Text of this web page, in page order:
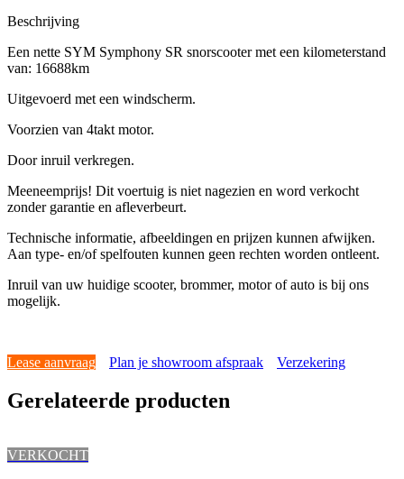
Beschrijving
Een nette SYM Symphony SR snorscooter met een kilometerstand
van: 16688km
Uitgevoerd met een windscherm.
Voorzien van 4takt motor.
Door inruil verkregen.
Meeneemprijs! Dit voertuig is niet nagezien en word verkocht
zonder garantie en afleverbeurt.
Technische informatie, afbeeldingen en prijzen kunnen afwijken.
Aan type- en/of spelfouten kunnen geen rechten worden ontleent.
Inruil van uw huidige scooter, brommer, motor of auto is bij ons
mogelijk.
Lease aanvraag Plan je showroom afspraak Verzekering
Gerelateerde producten
VERKOCHT